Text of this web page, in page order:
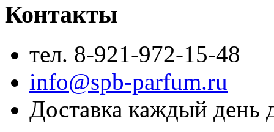
Контакты
тел. 8-921-972-15-48
info@spb-parfum.ru
Доставка каждый день